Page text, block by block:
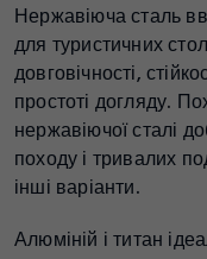
Нержавіюча сталь
для туристичних
довговічності,
простоті догляду.
нержавіючої сталі
походу і тривалих
інші варіанти.
Алюміній і титан